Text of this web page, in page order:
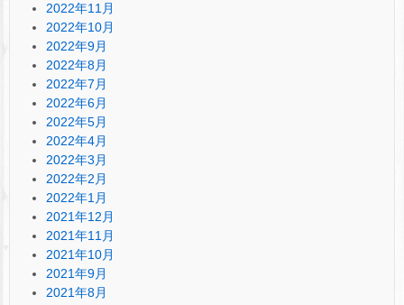
2022年11月
2022年10月
2022年9月
2022年8月
2022年7月
2022年6月
2022年5月
2022年4月
2022年3月
2022年2月
2022年1月
2021年12月
2021年11月
2021年10月
2021年9月
2021年8月